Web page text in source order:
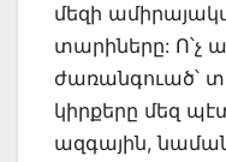
մեզի
տարիները: Ո՝չ
ժառանգուած՝
կիրքերը մեզ
ազգային,